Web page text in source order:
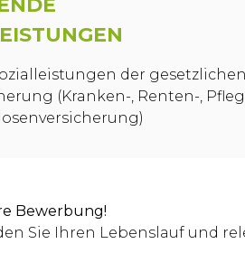
der gesetzlichen
(Kranken-, Renten-,
Bewerbung!
Sie Ihren Lebenslauf und